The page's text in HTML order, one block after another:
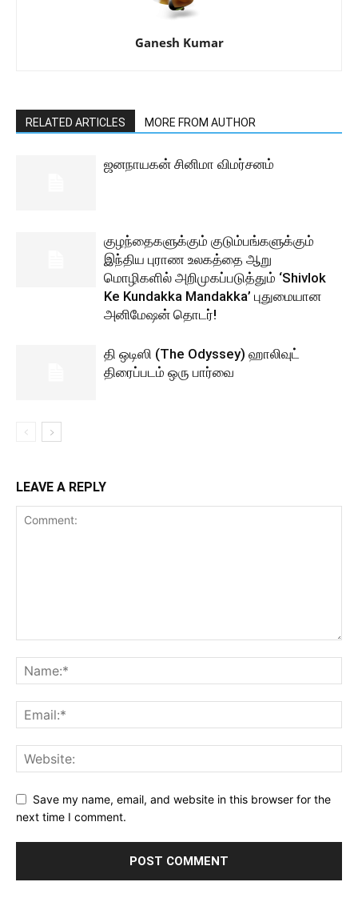
Ganesh Kumar
RELATED ARTICLES MORE FROM AUTHOR
ஜனநாயகன் சினிமா விமர்சனம்
குழந்தைகளுக்கும் குடும்பங்களுக்கும்
இந்திய புராண உலகத்தை ஆறு
மொழிகளில் அறிமுகப்படுத்தும் ‘Shivlok
Ke Kundakka Mandakka’ புதுமையான
அனிமேஷன் தொடர்!
தி ஒடிஸி (The Odyssey) ஹாலிவுட்
திரைப்படம் ஒரு பார்வை
LEAVE A REPLY
Save my name, email, and website in this browser for the
next time I comment.